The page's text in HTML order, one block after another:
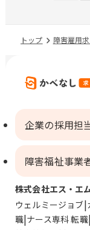
トップ 障害雇用
企業の採用担
障害福祉事業
株式会社エス・エ
ウェルミージョブ
職 ナース専科 転職